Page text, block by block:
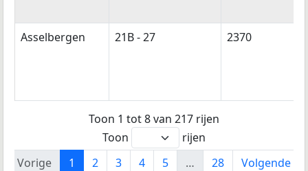
Asselbergen 21B - 27 2370
Toon 1 tot 8 van 217 rijen
Toon
rijen
Vorige
1 2 3 4 5 … 28 Volgende